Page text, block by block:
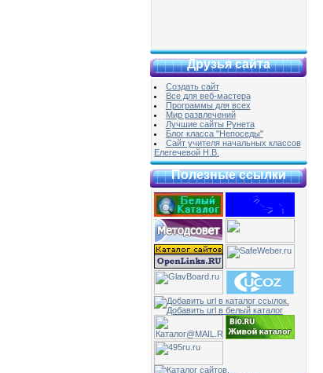
Друзья сайта
Создать сайт
Все для веб-мастера
Программы для всех
Мир развлечений
Лучшие сайты Рунета
Блог класса "Непоседы"
Сайт учителя начальных классов
Елегечевой Н.В.
Полезные ссылки